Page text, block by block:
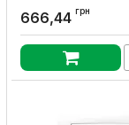
IP55, Schneider
Артикул:
666,44 грн